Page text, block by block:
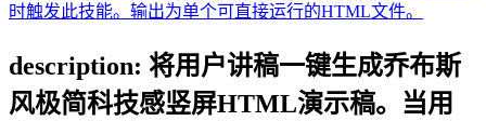
时触发此技能。输出为单个可直接运行的HTML文件。
description: 将用户讲稿一键生成乔布斯
风极简科技感竖屏HTML演示稿。当用